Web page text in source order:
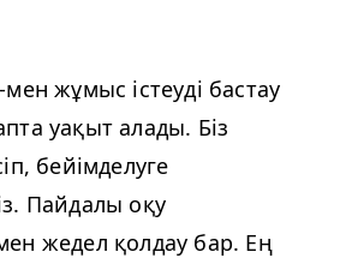
жұмыс істеуді бастау
уақыт алады. Біз
бейімделуге
Пайдалы оқу
жедел қолдау бар. Ең